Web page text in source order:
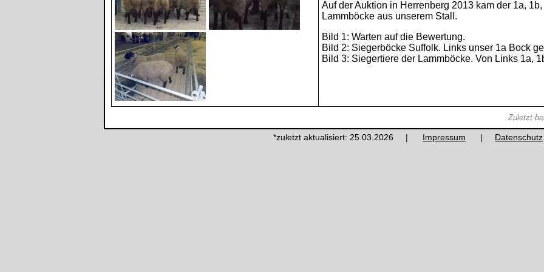
Auf der Auktion in Herrenberg 2013 kam der 1a,
Lammböcke aus unserem Stall.
Bild 1: Warten auf die Bewertung.
Bild 2: Siegerböcke Suffolk. Links unser 1a Bock
Bild 3: Siegertiere der Lammböcke. Von Links 1a,
Zuletzt
*zuletzt aktualisiert: 25.03.2026 | Impressum | Datenschutz